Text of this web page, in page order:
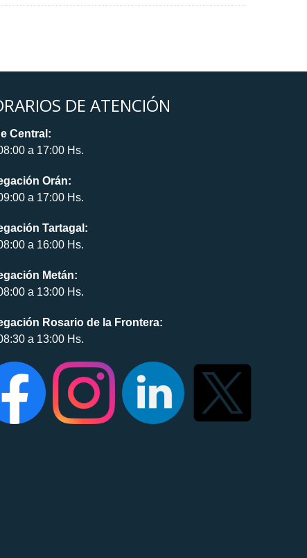
DE ATENCIÓN
Central:
a 17:00 Hs.
Orán:
a 17:00 Hs.
Tartagal:
a 16:00 Hs.
Metán:
a 13:00 Hs.
Rosario de la Frontera:
a 13:00 Hs.